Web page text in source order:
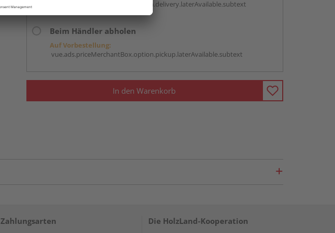
vue.ads.priceMerchantBox.option.delivery.laterAvailable.subtext
Beim Händler abholen
Auf Vorbestellung:
vue.ads.priceMerchantBox.option.pickup.laterAvailable.subtext
In den Warenkorb
Zahlungsarten Die HolzLand-Kooperation